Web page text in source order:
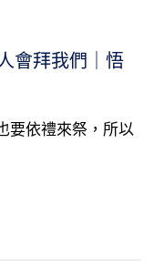
會拜我們｜悟
要依禮來祭，所以